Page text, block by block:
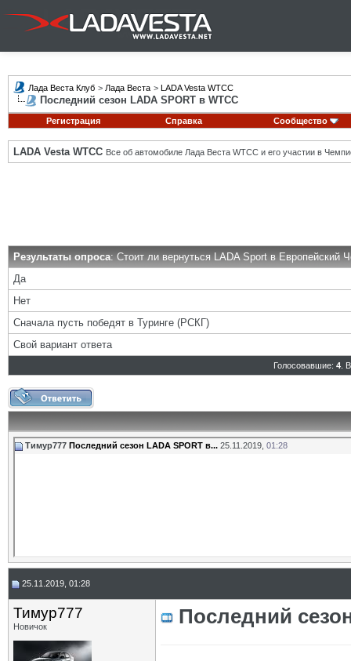
Лада Веста Клуб > Лада Веста > LADA Vesta WTCC
Последний сезон LADA SPORT в WTCC
Регистрация Справка Сообщество
LADA Vesta WTCC Все об автомобиле Лада Веста WTCC и его участии в
Результаты опроса: Стоит ли вернуться LADA Sport в Европейский
Да
Нет
Сначала пусть победят в Туринге (РСКГ)
Свой вариант ответа
Голосовавшие: 4.
Тимур777 Последний сезон LADA SPORT в... 25.11.2019, 01:28
25.11.2019, 01:28
Тимур777
Новичок Последний